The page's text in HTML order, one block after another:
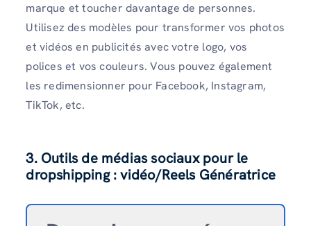
marque et toucher davantage de personnes.
Utilisez des modèles pour transformer vos photos
et vidéos en publicités avec votre logo, vos
polices et vos couleurs. Vous pouvez également
les redimensionner pour Facebook, Instagram,
TikTok, etc.
3. Outils de médias sociaux pour le
dropshipping : vidéo/Reels Génératrice